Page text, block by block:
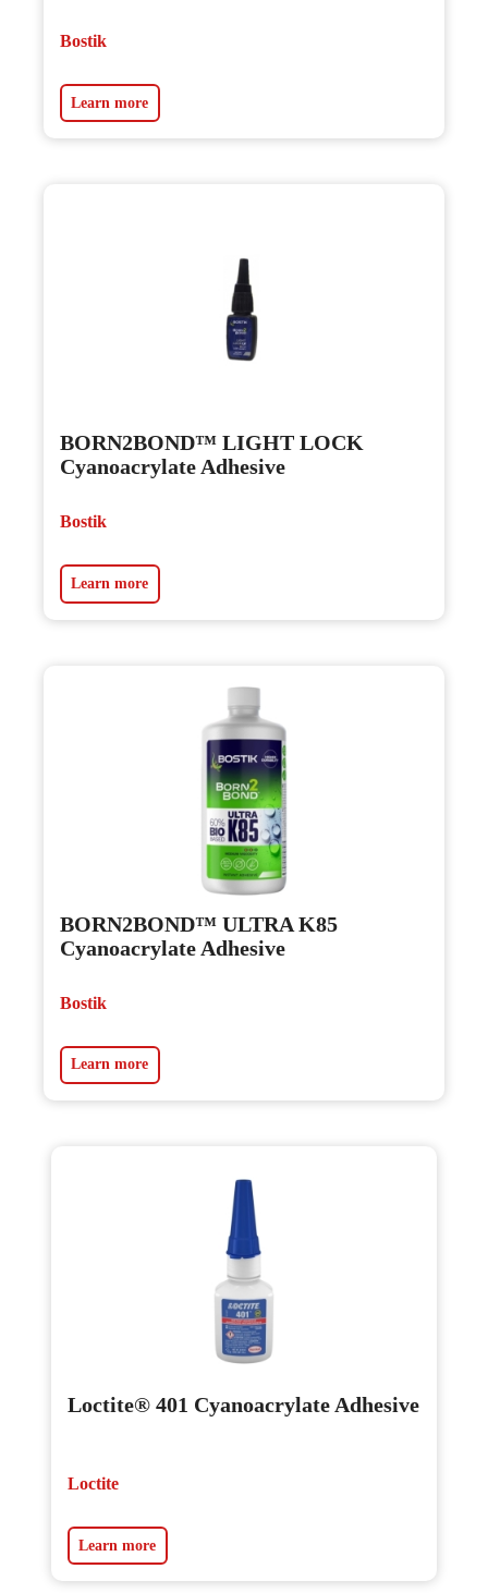
Bostik
Learn more
BORN2BOND™ LIGHT LOCK
Cyanoacrylate Adhesive
Bostik
Learn more
BORN2BOND™ ULTRA K85
Cyanoacrylate Adhesive
Bostik
Learn more
Loctite® 401 Cyanoacrylate Adhesive
Loctite
Learn more